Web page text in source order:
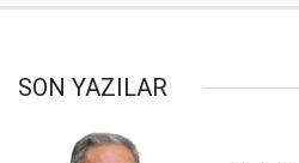
SON YAZILAR